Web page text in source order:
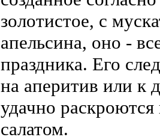
золотистое, с
апельсина, оно -
праздника. Его
на аперитив или к
удачно
салатом.